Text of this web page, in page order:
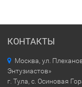
КОНТАКТЫ
Москва, ул.
Энтузиастов»
г. Тула, с. Осиновая